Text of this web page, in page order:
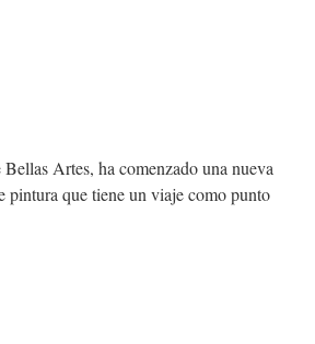
Artes, ha comenzado una nueva
pintura que tiene un viaje como punto